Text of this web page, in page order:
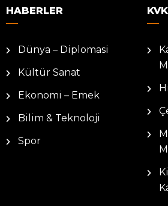
HABERLER
Dünya – Diplomasi
Kültür Sanat
Ekonomi – Emek
Bilim & Teknoloji
Spor